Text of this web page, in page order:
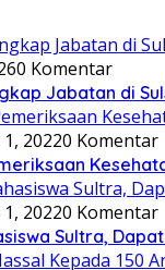
0 Komentar
Jabatan di
20220 Komentar
20220 Komentar
Sultra,